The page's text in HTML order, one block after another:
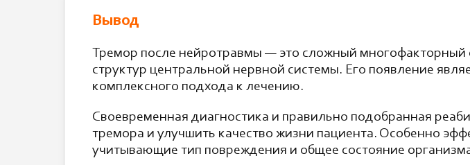
Вывод
Тремор после нейротравмы — это сложный
структур центральной нервной системы. Его появление
комплексного подхода к лечению.
Своевременная диагностика и правильно подобранная
тремора и улучшить качество жизни пациента. Особенно
учитывающие тип повреждения и общее состояние